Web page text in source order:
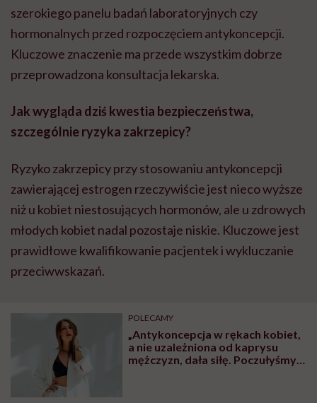
szerokiego panelu badań laboratoryjnych czy
hormonalnych przed rozpoczęciem antykoncepcji.
Kluczowe znaczenie ma przede wszystkim dobrze
przeprowadzona konsultacja lekarska.
Jak wygląda dziś kwestia bezpieczeństwa,
szczególnie ryzyka zakrzepicy?
Ryzyko zakrzepicy przy stosowaniu antykoncepcji
zawierającej estrogen rzeczywiście jest nieco wyższe
niż u kobiet niestosujących hormonów, ale u zdrowych
młodych kobiet nadal pozostaje niskie. Kluczowe jest
prawidłowe kwalifikowanie pacjentek i wykluczanie
przeciwwskazań.
POLECAMY
„Antykoncepcja w rękach kobiet,
a nie uzależniona od kaprysu
mężczyzn, dała siłę. Poczułyśmy,